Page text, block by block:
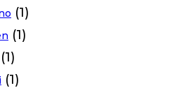
(1)
(1)
(1)
(1)